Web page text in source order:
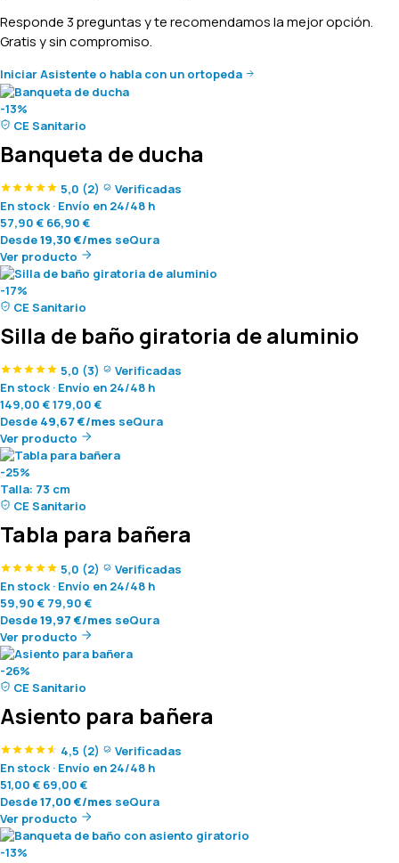
Responde 3 preguntas y te recomendamos la mejor opción.
Gratis y sin compromiso.
Iniciar Asistente o habla con un ortopeda
-13%
CE Sanitario
Banqueta de ducha
5,0 (2)
Verificadas
En stock · Envío en 24/48 h
57,90 € 66,90 €
Desde19,30 €/mes seQura
Ver producto
-17%
CE Sanitario
Silla de baño giratoria de aluminio
5,0 (3)
Verificadas
En stock · Envío en 24/48 h
149,00 €179,00 €
Desde 49,67 €/mes seQura
Ver producto
-25%
Talla: 73 cm
CE Sanitario
Tabla para bañera
5,0 (2)
Verificadas
En stock · Envío en 24/48 h
59,90 € 79,90 €
Desde19,97 €/mes seQura
Ver producto
-26%
CE Sanitario
Asiento para bañera
4,5 (2)
Verificadas
En stock · Envío en 24/48 h
51,00 € 69,00 €
Desde17,00 €/mes seQura
Ver producto
-13%